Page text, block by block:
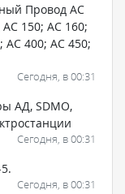
Провод АС
150; АС 160;
АС 400; АС 450;
Сегодня, в 00:31
АД, SDMO,
Сегодня, в 00:31
Сегодня, в 00:31